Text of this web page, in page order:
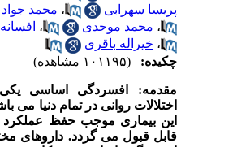
پریسا سهرابی
،محمد جواد
،محمد موحدی ،افسانه
،خیراله باقری
چکیده:
مقدمه: افسردگی اساسی یکی
اختلالات روانی در تمام دنیا می
این بیماری موجب حفظ عملکرد
قابل قبول می گردد. داروهای